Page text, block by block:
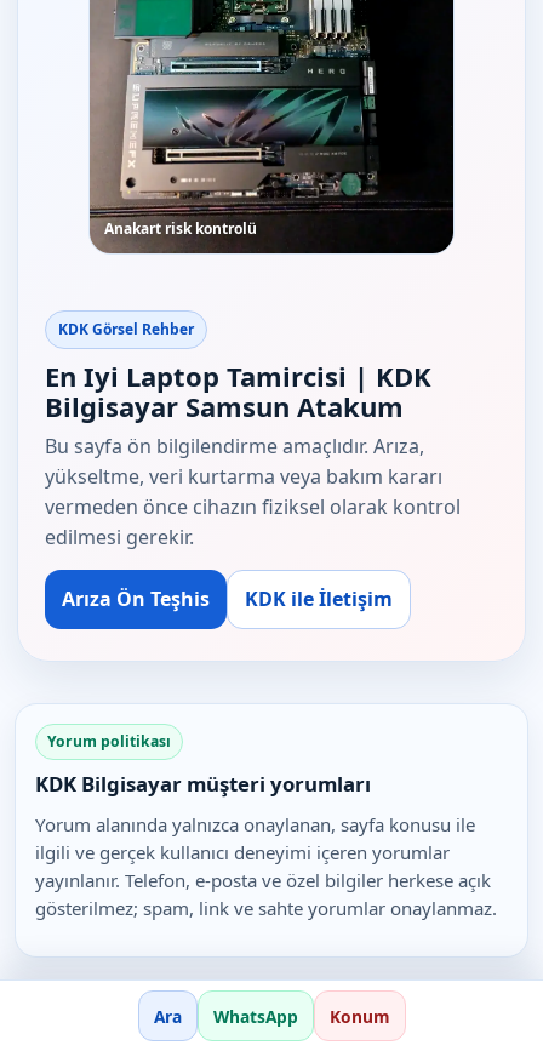
Anakart risk kontrolü
KDK Görsel Rehber
En Iyi Laptop Tamircisi | KDK
Bilgisayar Samsun Atakum
Bu sayfa ön bilgilendirme amaçlıdır. Arıza,
yükseltme, veri kurtarma veya bakım kararı
vermeden önce cihazın fiziksel olarak kontrol
edilmesi gerekir.
Arıza Ön Teşhis KDK ile İletişim
Yorum politikası
KDK Bilgisayar müşteri yorumları
Yorum alanında yalnızca onaylanan, sayfa konusu ile
ilgili ve gerçek kullanıcı deneyimi içeren yorumlar
yayınlanır. Telefon, e-posta ve özel bilgiler herkese açık
gösterilmez; spam, link ve sahte yorumlar onaylanmaz.
Ara WhatsApp Konum